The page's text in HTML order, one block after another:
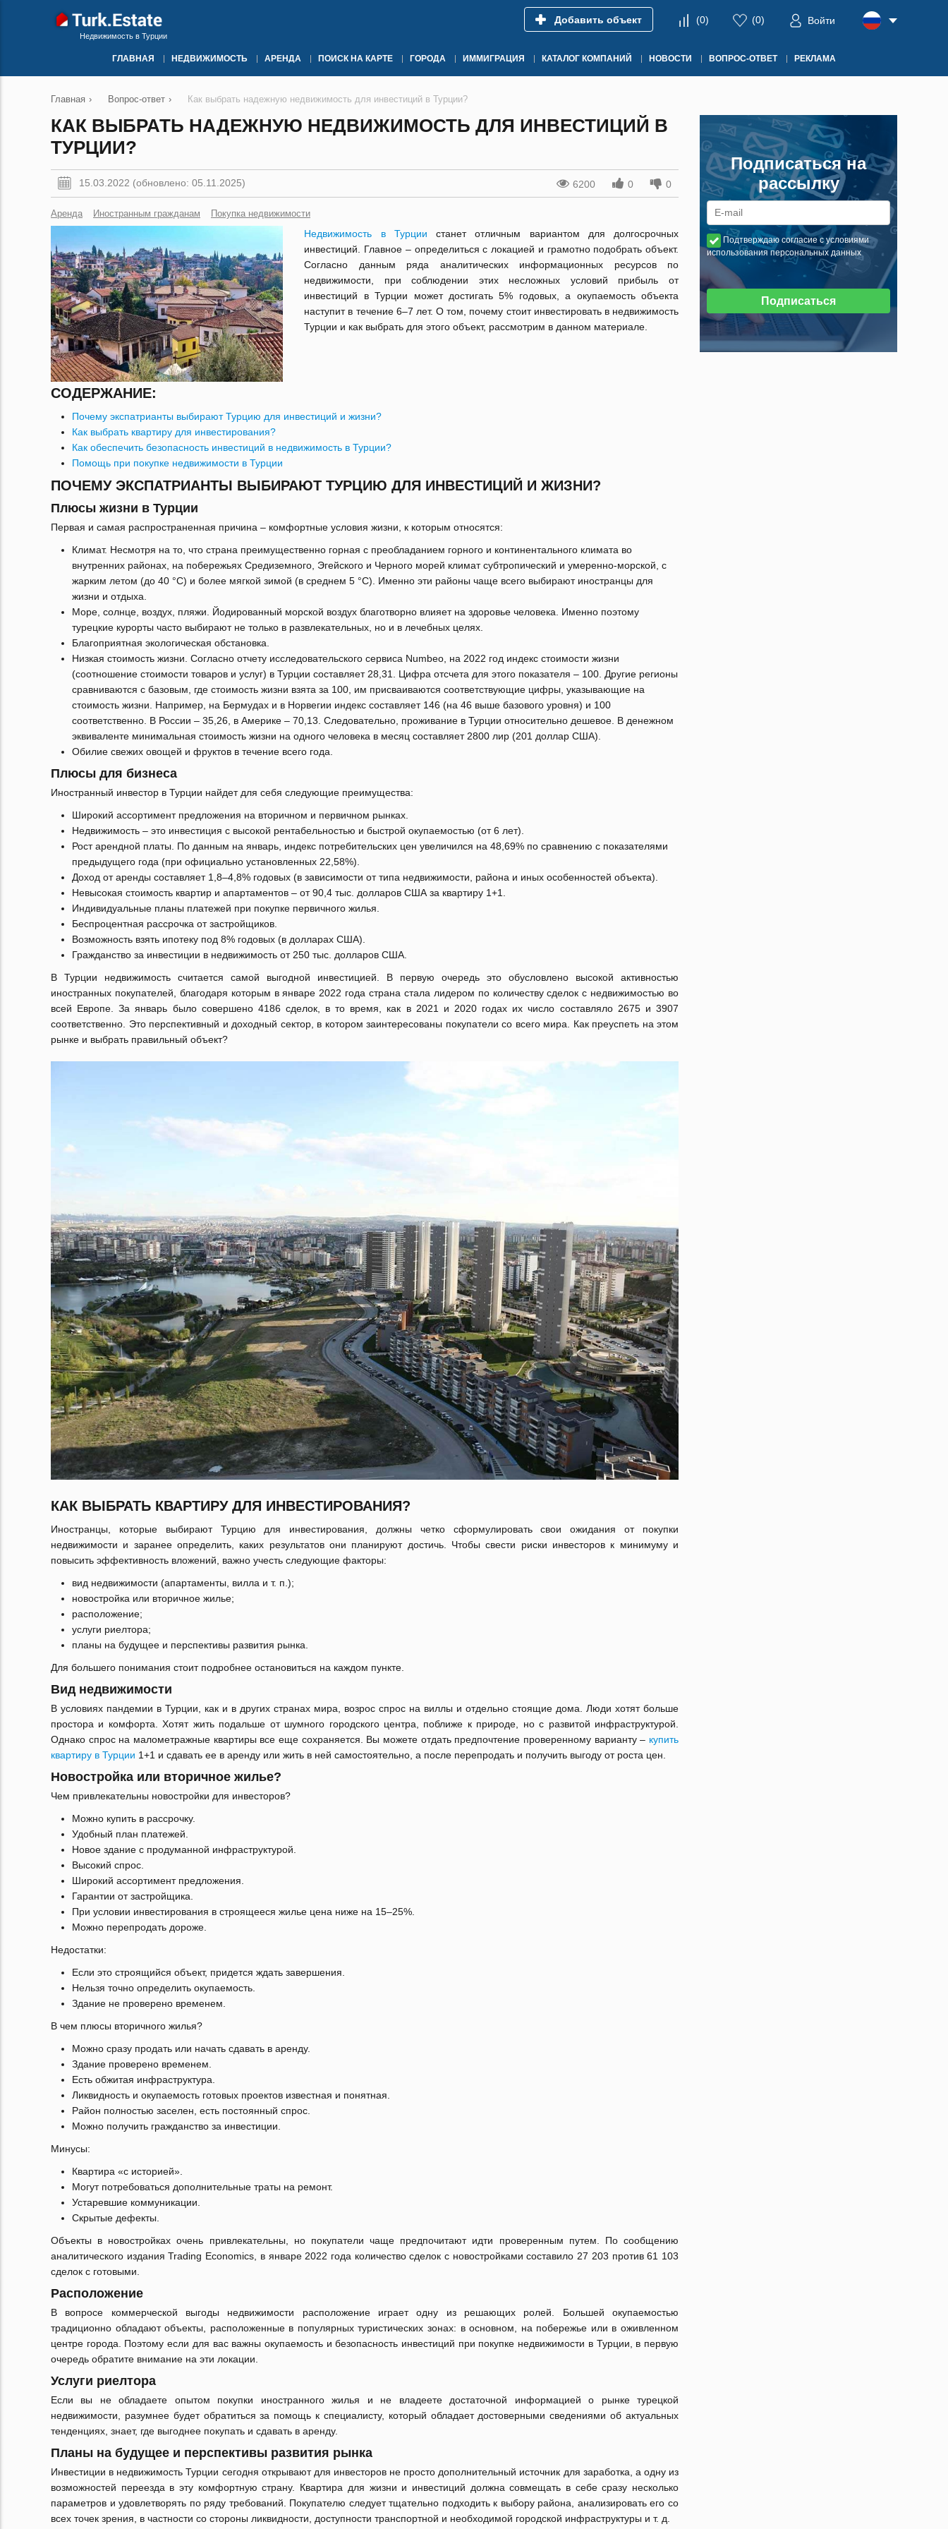
Недвижимость в Турции
Добавить объект (0) (0) Войти
ГЛАВНАЯ НЕДВИЖИМОСТЬ АРЕНДА ПОИСК НА КАРТЕ ГОРОДА ИММИГРАЦИЯ КАТАЛОГ КОМПАНИЙ НОВОСТИ ВОПРОС-ОТВЕТ РЕКЛАМА
Главная › Вопрос-ответ › Как выбрать надежную недвижимость для инвестиций в Турции?
КАК ВЫБРАТЬ НАДЕЖНУЮ НЕДВИЖИМОСТЬ ДЛЯ ИНВЕСТИЦИЙ В
ТУРЦИИ?
15.03.2022 (обновлено: 05.11.2025) 6200 0 0
Аренда Иностранным гражданам Покупка недвижимости
Недвижимость в Турции станет отличным вариантом для долгосрочных
инвестиций. Главное – определиться с локацией и грамотно подобрать объект.
Cогласно данным ряда аналитических информационных ресурсов по
недвижимости, при соблюдении этих несложных условий прибыль от
инвестиций в Турции может достигать 5% годовых, а окупаемость объекта
наступит в течение 6‒7 лет. О том, почему стоит инвестировать в недвижимость
Турции и как выбрать для этого объект, рассмотрим в данном материале.
СОДЕРЖАНИЕ:
Почему экспатрианты выбирают Турцию для инвестиций и жизни?
Как выбрать квартиру для инвестирования?
Как обеспечить безопасность инвестиций в недвижимость в Турции?
Помощь при покупке недвижимости в Турции
ПОЧЕМУ ЭКСПАТРИАНТЫ ВЫБИРАЮТ ТУРЦИЮ ДЛЯ ИНВЕСТИЦИЙ И ЖИЗНИ?
Плюсы жизни в Турции
Первая и самая распространенная причина – комфортные условия жизни, к которым относятся:
Климат. Несмотря на то, что страна преимущественно горная с преобладанием горного и континентального климата во
внутренних районах, на побережьях Средиземного, Эгейского и Черного морей климат субтропический и умеренно-морской, с
жарким летом (до 40 °C) и более мягкой зимой (в среднем 5 °C). Именно эти районы чаще всего выбирают иностранцы для
жизни и отдыха.
Море, солнце, воздух, пляжи. Йодированный морской воздух благотворно влияет на здоровье человека. Именно поэтому
турецкие курорты часто выбирают не только в развлекательных, но и в лечебных целях.
Благоприятная экологическая обстановка.
Низкая стоимость жизни. Согласно отчету исследовательского сервиса Numbeo, на 2022 год индекс стоимости жизни
(соотношение стоимости товаров и услуг) в Турции составляет 28,31. Цифра отсчета для этого показателя ‒ 100. Другие регионы
сравниваются с базовым, где стоимость жизни взята за 100, им присваиваются соответствующие цифры, указывающие на
стоимость жизни. Например, на Бермудах и в Норвегии индекс составляет 146 (на 46 выше базового уровня) и 100
соответственно. В России – 35,26, в Америке – 70,13. Следовательно, проживание в Турции относительно дешевое. В денежном
эквиваленте минимальная стоимость жизни на одного человека в месяц составляет 2800 лир (201 доллар США).
Обилие свежих овощей и фруктов в течение всего года.
Плюсы для бизнеса
Иностранный инвестор в Турции найдет для себя следующие преимущества:
Широкий ассортимент предложения на вторичном и первичном рынках.
Недвижимость – это инвестиция с высокой рентабельностью и быстрой окупаемостью (от 6 лет).
Рост арендной платы. По данным на январь, индекс потребительских цен увеличился на 48,69% по сравнению с показателями
предыдущего года (при официально установленных 22,58%).
Доход от аренды составляет 1,8‒4,8% годовых (в зависимости от типа недвижимости, района и иных особенностей объекта).
Невысокая стоимость квартир и апартаментов – от 90,4 тыс. долларов США за квартиру 1+1.
Индивидуальные планы платежей при покупке первичного жилья.
Беспроцентная рассрочка от застройщиков.
Возможность взять ипотеку под 8% годовых (в долларах США).
Гражданство за инвестиции в недвижимость от 250 тыс. долларов США.
В Турции недвижимость считается самой выгодной инвестицией. В первую очередь это обусловлено высокой активностью
иностранных покупателей, благодаря которым в январе 2022 года страна стала лидером по количеству сделок с недвижимостью во
всей Европе. За январь было совершено 4186 сделок, в то время, как в 2021 и 2020 годах их число составляло 2675 и 3907
соответственно. Это перспективный и доходный сектор, в котором заинтересованы покупатели со всего мира. Как преуспеть на этом
рынке и выбрать правильный объект?
КАК ВЫБРАТЬ КВАРТИРУ ДЛЯ ИНВЕСТИРОВАНИЯ?
Иностранцы, которые выбирают Турцию для инвестирования, должны четко сформулировать свои ожидания от покупки
недвижимости и заранее определить, каких результатов они планируют достичь. Чтобы свести риски инвесторов к минимуму и
повысить эффективность вложений, важно учесть следующие факторы:
вид недвижимости (апартаменты, вилла и т. п.);
новостройка или вторичное жилье;
расположение;
услуги риелтора;
планы на будущее и перспективы развития рынка.
Для большего понимания стоит подробнее остановиться на каждом пункте.
Вид недвижимости
В условиях пандемии в Турции, как и в других странах мира, возрос спрос на виллы и отдельно стоящие дома. Люди хотят больше
простора и комфорта. Хотят жить подальше от шумного городского центра, поближе к природе, но с развитой инфраструктурой.
Однако спрос на малометражные квартиры все еще сохраняется. Вы можете отдать предпочтение проверенному варианту – купить
квартиру в Турции 1+1 и сдавать ее в аренду или жить в ней самостоятельно, а после перепродать и получить выгоду от роста цен.
Новостройка или вторичное жилье?
Чем привлекательны новостройки для инвесторов?
Можно купить в рассрочку.
Удобный план платежей.
Новое здание с продуманной инфраструктурой.
Высокий спрос.
Широкий ассортимент предложения.
Гарантии от застройщика.
При условии инвестирования в строящееся жилье цена ниже на 15‒25%.
Можно перепродать дороже.
Недостатки:
Если это строящийся объект, придется ждать завершения.
Нельзя точно определить окупаемость.
Здание не проверено временем.
В чем плюсы вторичного жилья?
Можно сразу продать или начать сдавать в аренду.
Здание проверено временем.
Есть обжитая инфраструктура.
Ликвидность и окупаемость готовых проектов известная и понятная.
Район полностью заселен, есть постоянный спрос.
Можно получить гражданство за инвестиции.
Минусы:
Квартира «с историей».
Могут потребоваться дополнительные траты на ремонт.
Устаревшие коммуникации.
Скрытые дефекты.
Объекты в новостройках очень привлекательны, но покупатели чаще предпочитают идти проверенным путем. По сообщению
аналитического издания Trading Economics, в январе 2022 года количество сделок с новостройками составило 27 203 против 61 103
сделок с готовыми.
Расположение
В вопросе коммерческой выгоды недвижимости расположение играет одну из решающих ролей. Большей окупаемостью
традиционно обладают объекты, расположенные в популярных туристических зонах: в основном, на побережье или в оживленном
центре города. Поэтому если для вас важны окупаемость и безопасность инвестиций при покупке недвижимости в Турции, в первую
очередь обратите внимание на эти локации.
Услуги риелтора
Если вы не обладаете опытом покупки иностранного жилья и не владеете достаточной информацией о рынке турецкой
недвижимости, разумнее будет обратиться за помощь к специалисту, который обладает достоверными сведениями об актуальных
тенденциях, знает, где выгоднее покупать и сдавать в аренду.
Планы на будущее и перспективы развития рынка
Инвестиции в недвижимость Турции сегодня открывают для инвесторов не просто дополнительный источник для заработка, а одну из
возможностей переезда в эту комфортную страну. Квартира для жизни и инвестиций должна совмещать в себе сразу несколько
параметров и удовлетворять по ряду требований. Покупателю следует тщательно подходить к выбору района, анализировать его со
всех точек зрения, в частности со стороны ликвидности, доступности транспортной и необходимой городской инфраструктуры и т. д.
Подписаться на
рассылку
Подтверждаю согласие с условиями
использования персональных данных
Подписаться